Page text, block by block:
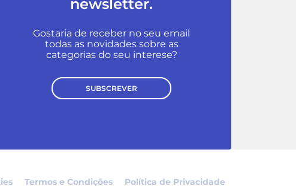
newsletter.
Gostaria de receber no seu email
todas as novidades sobre as
categorias do seu interese?
SUBSCREVER
Termos e Condições Política de Privacidade